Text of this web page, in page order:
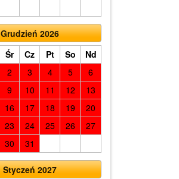
Grudzień 2026
Śr Cz Pt So
Nd
2 3 4 5
6
9 10 11 12
13
16 17 18 19
20
23 24 25 26
27
30 31
Styczeń 2027